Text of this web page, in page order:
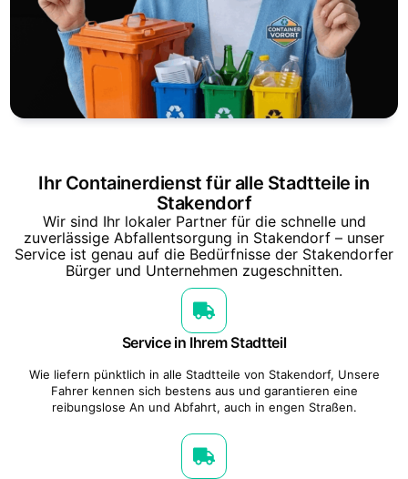
Ihr Containerdienst für alle Stadtteile in
Stakendorf
Wir sind Ihr lokaler Partner für die schnelle und
zuverlässige Abfallentsorgung in Stakendorf – unser
Service ist genau auf die Bedürfnisse der Stakendorfer
Bürger und Unternehmen zugeschnitten.
Service in Ihrem Stadtteil
Wie liefern pünktlich in alle Stadtteile von Stakendorf, Unsere
Fahrer kennen sich bestens aus und garantieren eine
reibungslose An und Abfahrt, auch in engen Straßen.